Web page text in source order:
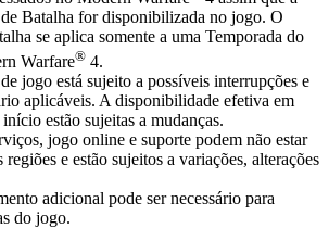
Batalha for disponibilizada no jogo. O
se aplica somente a uma Temporada do
Warfare® 4.
jogo está sujeito a possíveis interrupções e
aplicáveis. A disponibilidade efetiva em
estão sujeitas a mudanças.
jogo online e suporte podem não estar
e estão sujeitos a variações, alterações
adicional pode ser necessário para
do jogo.